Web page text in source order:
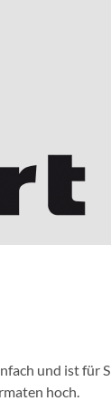
und ist für
hoch.